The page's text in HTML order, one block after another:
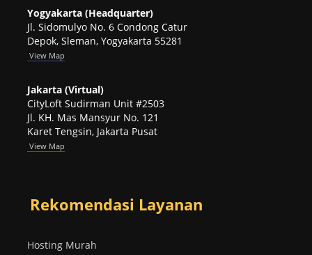
Yogyakarta (Headquarter)
Jl. Sidomulyo No. 6 Condong Catur
Depok, Sleman, Yogyakarta 55281
View Map
Jakarta (Virtual)
CityLoft Sudirman Unit #2503
Jl. KH. Mas Mansyur No. 121
Karet Tengsin, Jakarta Pusat
View Map
Rekomendasi Layanan
Hosting Murah